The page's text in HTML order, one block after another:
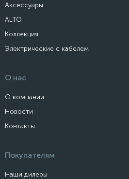
Аксессуары
ALTO
Коллекция
Электрические с кабелем
О нас
О компании
Новости
Контакты
Покупателям
Наши дилеры